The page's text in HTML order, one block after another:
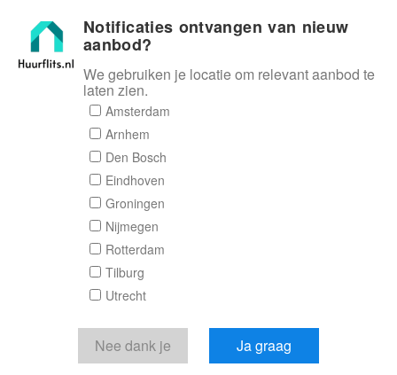
Huurflits
Reactieformulier
Huurflits
Verstuur je bericht
Door een bericht te sturen kom je in contact met de
aanbieder of makelaar van de woning.
Notificaties ontvangen van nieuw
aanbod?
We gebruiken je locatie om relevant aanbod te
laten zien.
Amsterdam
Arnhem
Den Bosch
Eindhoven
Groningen
Nijmegen
Rotterdam
Tilburg
Utrecht
Nee dank je Ja graag